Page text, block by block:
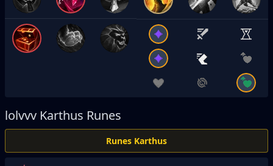
lolvvv Karthus Runes
Runes Karthus